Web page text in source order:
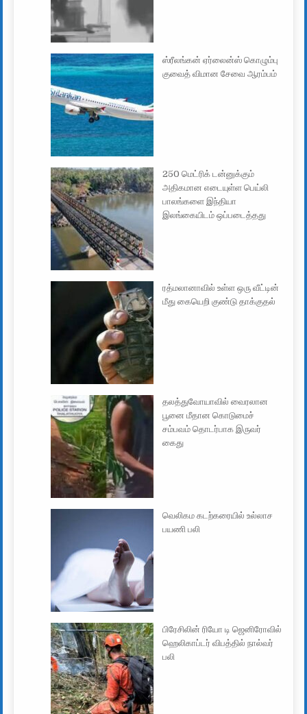
ஸ்ரீலங்கன் ஏர்லைன்ஸ் கொழும்பு
குவைத் விமான சேவை ஆரம்பம்
250 மெட்ரிக் டன்னுக்கும்
அதிகமான எடையுள்ள பெய்லி
பாலங்களை இந்தியா
இலங்கையிடம் ஒப்படைத்தது
ரத்மலானாவில் உள்ள ஒரு வீட்டின்
மீது கையெறி குண்டு தாக்குதல்
தலத்துவோயாவில் வைரலான
பூனை மீதான கொடுமைச்
சம்பவம் தொடர்பாக இருவர்
கைது
வெலிகம கடற்கரையில் உல்லாச
பயணி பலி
பிரேசிலின் ரியோ டி ஜெனிரோவில்
ஹெலிகாப்டர் விபத்தில் நால்வர்
பலி